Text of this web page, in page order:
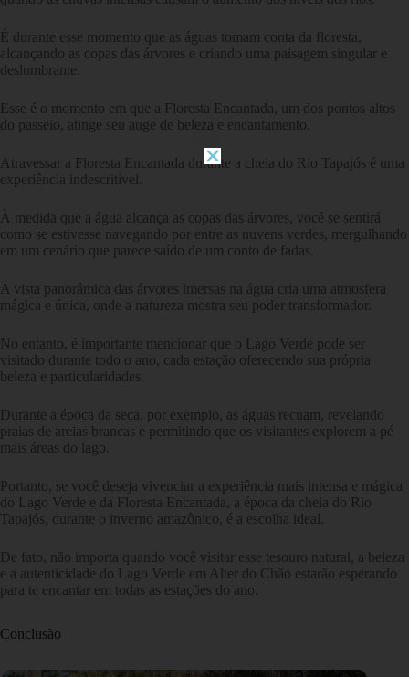
É durante esse momento que as águas tomam conta da floresta,
alcançando as copas das árvores e criando uma paisagem singular e
deslumbrante.
Esse é o momento em que a Floresta Encantada, um dos pontos altos
do passeio, atinge seu auge de beleza e encantamento.
Atravessar a Floresta Encantada durante a cheia do Rio Tapajós é uma
experiência indescritível.
À medida que a água alcança as copas das árvores, você se sentirá
como se estivesse navegando por entre as nuvens verdes, mergulhando
em um cenário que parece saído de um conto de fadas.
A vista panorâmica das árvores imersas na água cria uma atmosfera
mágica e única, onde a natureza mostra seu poder transformador.
No entanto, é importante mencionar que o Lago Verde pode ser
visitado durante todo o ano, cada estação oferecendo sua própria
beleza e particularidades.
Durante a época da seca, por exemplo, as águas recuam, revelando
praias de areias brancas e permitindo que os visitantes explorem a pé
mais áreas do lago.
Portanto, se você deseja vivenciar a experiência mais intensa e mágica
do Lago Verde e da Floresta Encantada, a época da cheia do Rio
Tapajós, durante o inverno amazônico, é a escolha ideal.
De fato, não importa quando você visitar esse tesouro natural, a beleza
e a autenticidade do Lago Verde em Alter do Chão estarão esperando
para te encantar em todas as estações do ano.
Conclusão